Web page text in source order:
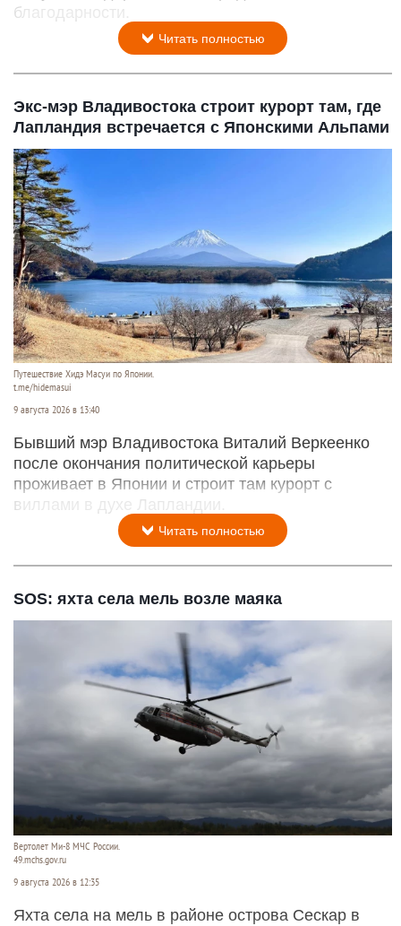
благодарности.
Читать полностью
Экс-мэр Владивостока строит курорт там, где
Лапландия встречается с Японскими Альпами
Путешествие Хидэ Масуи по Японии.
t.me/hidemasui
9 августа 2026 в 13:40
Бывший мэр Владивостока Виталий Веркеенко
после окончания политической карьеры
проживает в Японии и строит там курорт с
виллами в духе Лапландии.
Читать полностью
SOS: яхта села мель возле маяка
Вертолет Ми-8 МЧС России.
49.mchs.gov.ru
9 августа 2026 в 12:35
Яхта села на мель в районе острова Сескар в